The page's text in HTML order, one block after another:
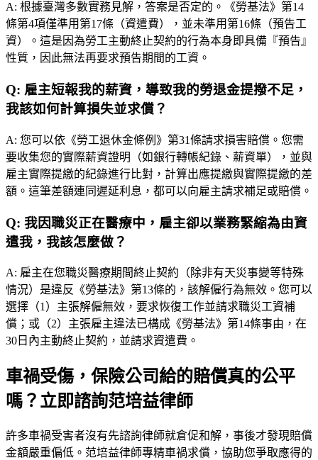
A: 根據臺灣多數實務見解，答案是否定的。《勞基法》第14
條第4項僅準用第17條（資遣費），並未準用第16條（預告工
資）。這是因為勞工主動終止契約的行為本身即具備『預告』
性質，因此無法再要求預告期間的工資。
Q: 雇主短報我的薪資，導致我的勞退金提撥不足，
我該如何計算損失並求償？
A: 您可以依《勞工退休金條例》第31條請求損害賠償。您需
要收集您的實際薪資證明（如銀行轉帳紀錄、薪資單），並與
雇主實際提繳的紀錄進行比對，計算出應提繳與實際提繳的差
額。這筆差額連同遲延利息，都可以向雇主請求補足或賠償。
Q: 我因職災正在醫療中，雇主卻以業務緊縮為由資
遣我，我該怎麼做？
A: 雇主在您職災醫療期間終止契約（除非有天災事變等特殊
情況）是違反《勞基法》第13條的，該解僱行為無效。您可以
選擇（1）主張解僱無效，要求恢復工作並請求職災工資補
償；或（2）主張雇主違法已構成《勞基法》第14條事由，在
30日內主動終止契約，並請求資遣費。
車禍受傷，保險公司給的賠償真的公平
嗎？立即諮詢范培益律師
許多車禍受害者沒有先諮詢律師就倉促和解，事後才發現賠償
金額嚴重偏低。 范培益律師專精車禍求償，協助您爭取應得的